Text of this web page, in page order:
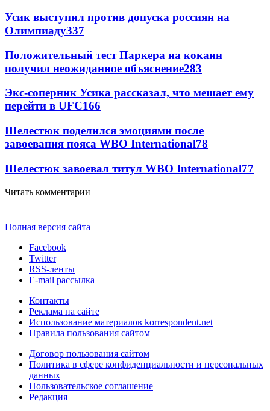
Усик выступил против допуска россиян на
Олимпиаду337
Положительный тест Паркера на кокаин
получил неожиданное объяснение283
Экс-соперник Усика рассказал, что мешает ему
перейти в UFC166
Шелестюк поделился эмоциями после
завоевания пояса WBO International78
Шелестюк завоевал титул WBO International77
Читать комментарии
Полная версия сайта
Facebook
Twitter
RSS-ленты
E-mail рассылка
Контакты
Реклама на сайте
Использование материалов korrespondent.net
Правила пользования сайтом
Договор пользования сайтом
Политика в сфере конфиденциальности и персональных
данных
Пользовательское соглашение
Редакция